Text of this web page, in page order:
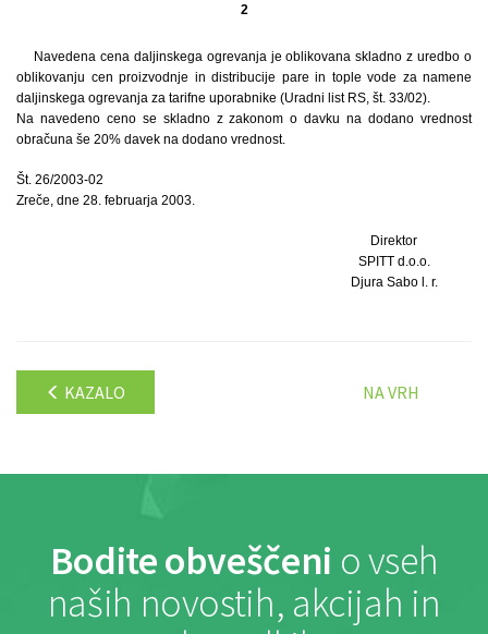
2
Navedena cena daljinskega ogrevanja je oblikovana skladno z uredbo o
oblikovanju cen proizvodnje in distribucije pare in tople vode za namene
daljinskega ogrevanja za tarifne uporabnike (Uradni list RS, št. 33/02).
Na navedeno ceno se skladno z zakonom o davku na dodano vrednost
obračuna še 20% davek na dodano vrednost.
Št. 26/2003-02
Zreče, dne 28. februarja 2003.
Direktor
SPITT d.o.o.
Djura Sabo l. r.
KAZALO NA VRH
Bodite obveščeni o vseh
naših novostih, akcijah in